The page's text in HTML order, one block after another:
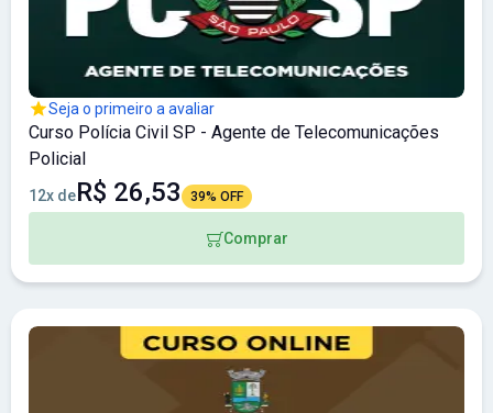
Seja o primeiro a avaliar
Curso Polícia Civil SP - Agente de Telecomunicações
Policial
12x deR$ 26,53 39% OFF
Comprar